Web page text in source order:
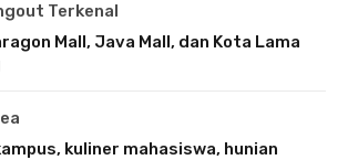
Terkenal
Mall, Java Mall, dan Kota Lama
kuliner mahasiswa, hunian